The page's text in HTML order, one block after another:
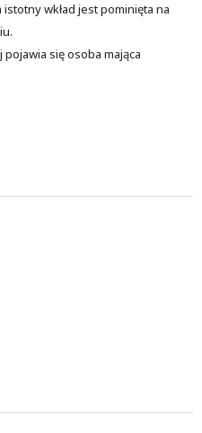
wkład jest pominięta na
się osoba mająca